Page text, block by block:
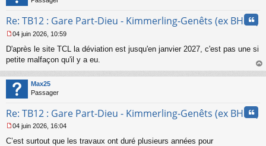
Re: TB12 : Gare Part-Dieu - Kimmerling-Genêts (ex BHNS)
e
s
a
g
e
o
l
u
04 juin 2026, 10:59
D'après le site TCL la déviation est jusqu'en janvier 2027, c'est pas une si
petite malfaçon qu'il y a eu.
au
Max25
Passager
Re: TB12 : Gare Part-Dieu - Kimmerling-Genêts (ex BHNS)
e
04 juin 2026, 16:04
C’est surtout que les travaux ont duré plusieurs années pour